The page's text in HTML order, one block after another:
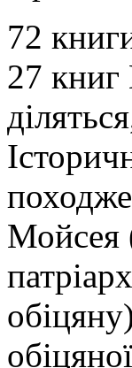
72
27 книг
Мойсея